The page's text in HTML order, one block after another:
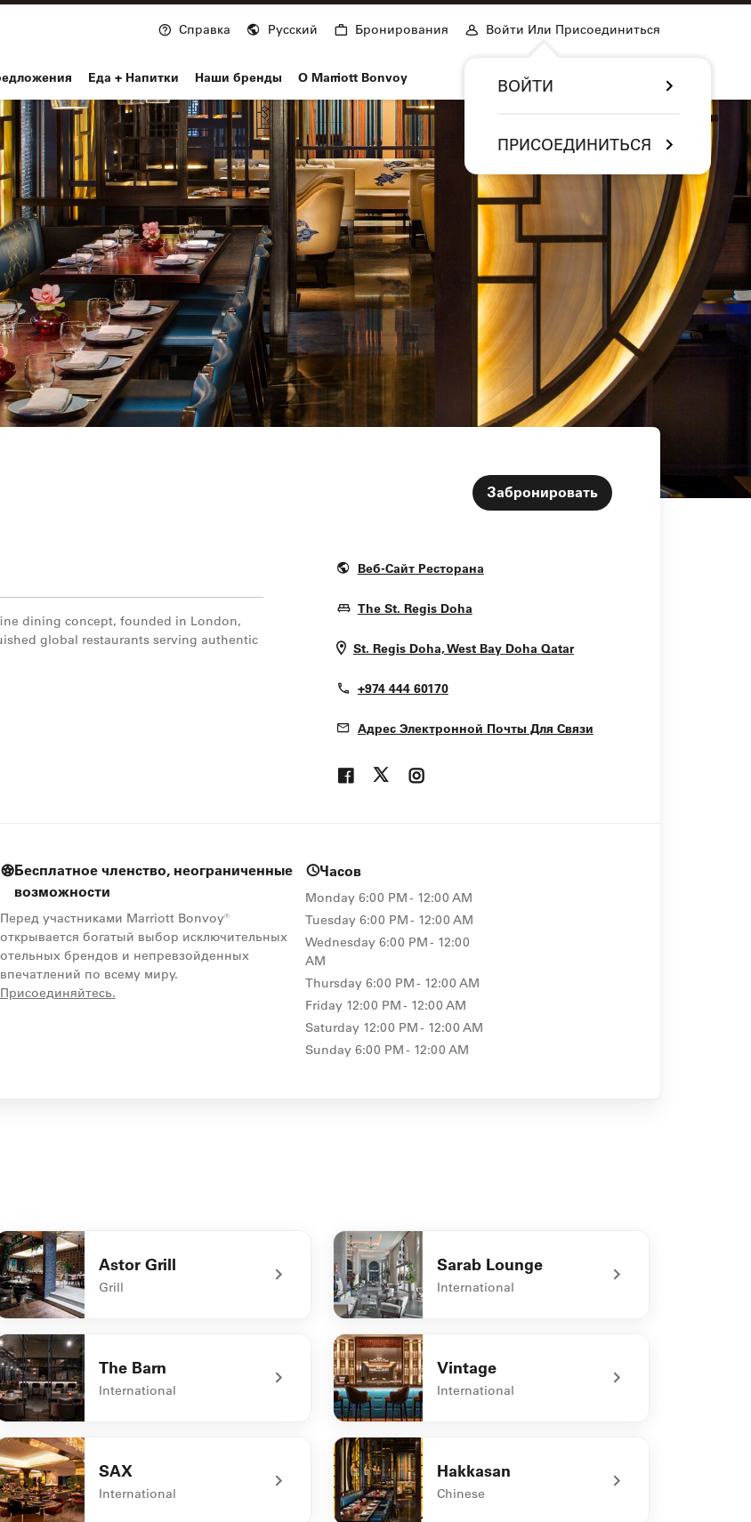
Справка Русский Бронирования Войти Или Присоединиться
ВОЙТИ
ПРИСОЕДИНИТЬСЯ
Еда + Напитки Наши бренды О Marriott Bonvoy
Забронировать
dining concept, founded in London,
global restaurants serving authentic
Веб-Сайт РесторанаOpens In New Window
The St. Regis DohaOpens In New Window
St. Regis Doha, West Bay Doha QatarOpens In New Window
+974 444 60170
Адрес Электронной Почты Для Связи
Opens In New Window
Opens In New Window
Opens In New Window
Бесплатное членство, неограниченные
возможности
Перед участниками Marriott Bonvoy®
открывается богатый выбор исключительных
отельных брендов и непревзойденных
впечатлений по всему миру.
Присоединяйтесь.opens in new window
Часов
Monday 6:00 PM - 12:00 AM
Tuesday 6:00 PM - 12:00 AM
Wednesday 6:00 PM - 12:00
AM
Thursday 6:00 PM - 12:00 AM
Friday 12:00 PM - 12:00 AM
Saturday 12:00 PM - 12:00 AM
Sunday 6:00 PM - 12:00 AM
Astor Grill
Grill
Astor Grill
Sarab Lounge
International
undefined Sarab Lounge
The Barn
International
The Barn
Vintage
International
undefined Vintage
SAX
International
Hakkasan
Chinese